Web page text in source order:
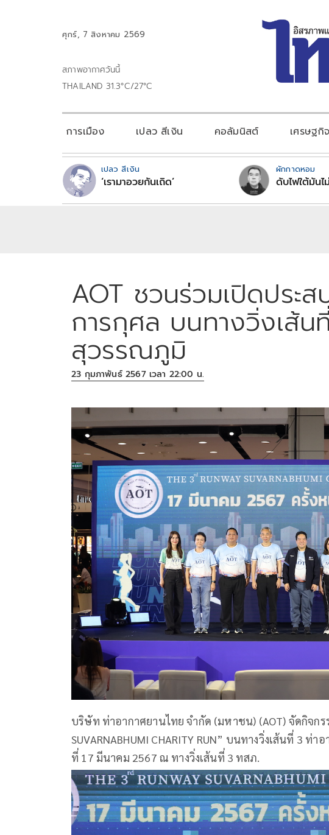
ศุกร์, 7 สิงหาคม 2569
สภาพอากาศวันนี้
THAILAND 31.3°C/27°C
การเมือง เปลว สีเงิน คอลัมนิสต์ เศรษฐกิจ
เปลว สีเงิน
‘เรามาอวยกันเถิด’
ผักกาดหอม
ดับไฟใต้มันไ
AOT ชวนร่วมเปิดประ
การกุศล บนทางวิ่งเส้น
สุวรรณภูมิ
23 กุมภาพันธ์ 2567 เวลา 22:00 น.
บริษัท ท่าอากาศยานไทย จำกัด (มหาชน) (AOT) จัดกิจกร
SUVARNABHUMI CHARITY RUN” บนทางวิ่งเส้นที่ 3
ที่ 17 มีนาคม 2567 ณ ทางวิ่งเส้นที่ 3 ทสภ.